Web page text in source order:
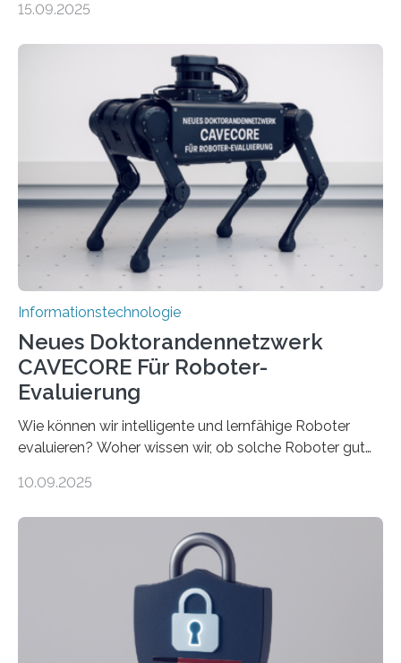
Lösungsweg ist inspiriert vom menschlichen Gehirn. Die
stellt die heutige Computertechnik vor
Herausforderungen. Herkömmliche Silizium-
Prozessoren stoßen an ihre Grenzen: Sie verbrauchen
viel Energie, die Speicher- und Verarbeitungseinheiten
sind voneinander getrennt und die Datenübertragung
bremst komplexe Anwendungen aus. Da KI-Modelle
immer größer werden und riesige Datenmengen
verarbeiten müssen, steigt der Bedarf an neuen
Rechenarchitekturen. Neben Quantencomputern
rücken dabei insbesondere…
15.09.2025
Informationstechnologie
Neues Doktorandennetzwerk
CAVECORE Für Roboter-
Evaluierung
Wie können wir intelligente und lernfähige Roboter
evaluieren? Woher wissen wir, ob solche Roboter gut
sich CAVECORE – ein neues Marie Skłodowska-Curie
koordiniert wird. Ab dem 1. September werden sich
über einen Zeitraum von vier Jahren insgesamt 15
Promovierende im Rahmen von CAVECORE mit
kognitiven Robotern beschäftigen – also mit Robotern,
die mittels Sensoren ihre Umgebung erfassen,
Informationen verarbeiten und häufig auch mit…
10.09.2025